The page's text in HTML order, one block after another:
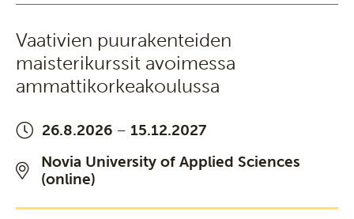
Vaativien puurakenteiden
maisterikurssit avoimessa
ammattikorkeakoulussa
26.8.2026 – 15.12.2027
Novia University of Applied Sciences
(online)